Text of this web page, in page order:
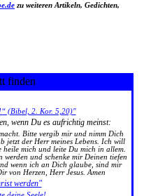
zu weiteren Artikeln, Gedichten,
finden
(Bibel, 2. Kor. 5,20)"
wenn Du es aufrichtig meinst:
Bitte vergib mir und nimm Dich
jetzt der Herr meines Lebens. Ich will
mich und leite Du mich in allem.
werden und schenke mir Deinen tiefen
wenn ich an Dich glaube, sind mir
von Herzen, Herr Jesus. Amen
werden"